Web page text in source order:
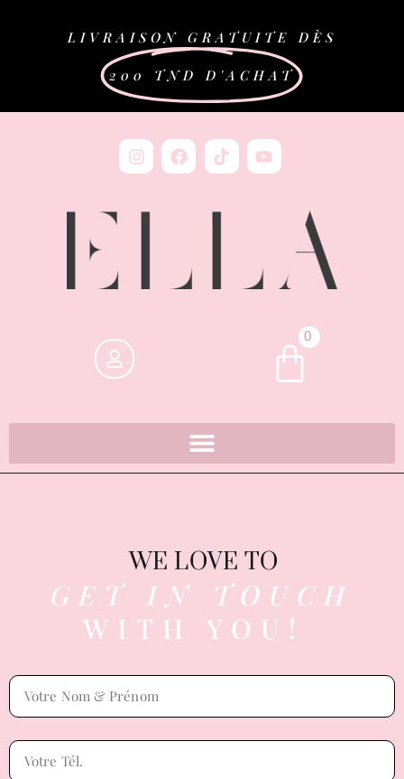
LIVRAISON GRATUITE DÈS
200 TND D'ACHAT
0
WE LOVE TO
GET IN TOUCH
WITH YOU!